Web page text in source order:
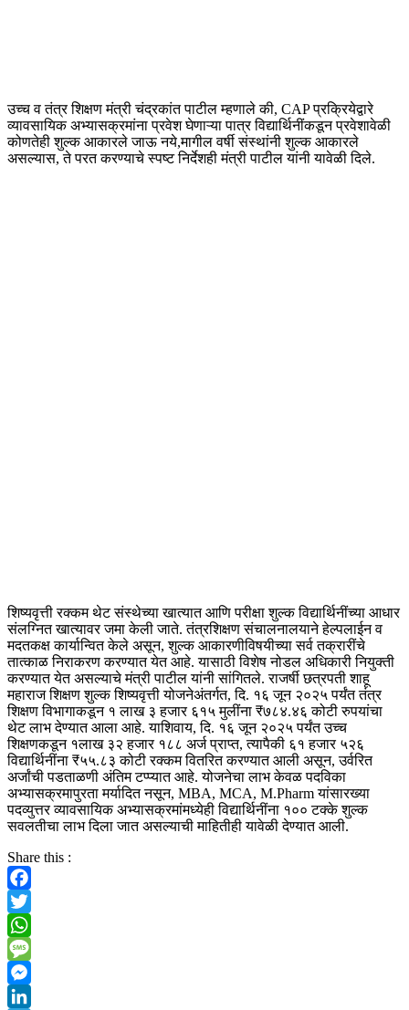
उच्च व तंत्र शिक्षण मंत्री चंद्रकांत पाटील म्हणाले की, CAP प्रक्रियेद्वारे
व्यावसायिक अभ्यासक्रमांना प्रवेश घेणाऱ्या पात्र विद्यार्थिनींकडून प्रवेशावेळी
कोणतेही शुल्क आकारले जाऊ नये,मागील वर्षी संस्थांनी शुल्क आकारले
असल्यास, ते परत करण्याचे स्पष्ट निर्देशही मंत्री पाटील यांनी यावेळी दिले.
शिष्यवृत्ती रक्कम थेट संस्थेच्या खात्यात आणि परीक्षा शुल्क विद्यार्थिनींच्या आधार
संलग्नित खात्यावर जमा केली जाते. तंत्रशिक्षण संचालनालयाने हेल्पलाईन व
मदतकक्ष कार्यान्वित केले असून, शुल्क आकारणीविषयीच्या सर्व तक्रारींचे
तात्काळ निराकरण करण्यात येत आहे. यासाठी विशेष नोडल अधिकारी नियुक्ती
करण्यात येत असल्याचे मंत्री पाटील यांनी सांगितले. राजर्षी छत्रपती शाहू
महाराज शिक्षण शुल्क शिष्यवृत्ती योजनेअंतर्गत, दि. १६ जून २०२५ पर्यंत तंत्र
शिक्षण विभागाकडून १ लाख ३ हजार ६१५ मुलींना ₹७८४.४६ कोटी रुपयांचा
थेट लाभ देण्यात आला आहे. याशिवाय, दि. १६ जून २०२५ पर्यंत उच्च
शिक्षणकडून १लाख ३२ हजार १८८ अर्ज प्राप्त, त्यापैकी ६१ हजार ५२६
विद्यार्थिनींना ₹५५.८३ कोटी रक्कम वितरित करण्यात आली असून, उर्वरित
अर्जांची पडताळणी अंतिम टप्प्यात आहे. योजनेचा लाभ केवळ पदविका
अभ्यासक्रमापुरता मर्यादित नसून, MBA, MCA, M.Pharm यांसारख्या
पदव्युत्तर व्यावसायिक अभ्यासक्रमांमध्येही विद्यार्थिनींना १०० टक्के शुल्क
सवलतीचा लाभ दिला जात असल्याची माहितीही यावेळी देण्यात आली.
Share this :
Facebook
Twitter
WhatsApp
Message
Messenger